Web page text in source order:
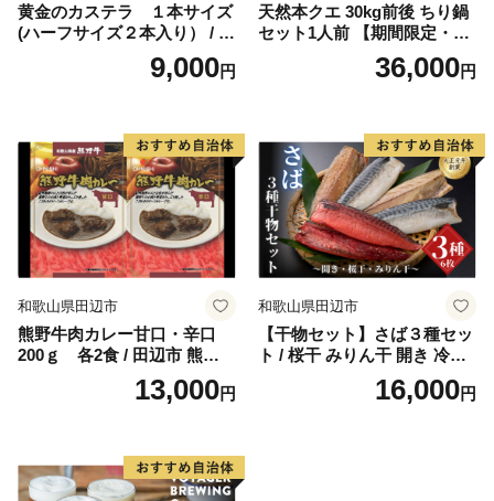
黄金のカステラ １本サイズ
(ハーフサイズ２本入り） / 田
子 黄金 おやつ １本 【ehs00
9,000円
天然本クエ 30kg前後 ちり鍋
セット1人前 【期間限定・1/3
1まで】【お野菜・自家製ぽ
ん酢付きのくえ】 ※北海
本クエ ポン酢 ぽんず 田辺市
和歌山県 贈答 ギフト ご家庭
【gtr001】
36,000円
和歌山県田辺市
熊野牛肉カレー甘口・辛口
200ｇ 各2食 / 田辺市 熊野牛
ブランド牛 牛肉 牛肉カレー
レトルトカレー レトルト レ
13,000円
和歌山県田辺市
【干物セット】さば３種セッ
ト / 桜干 みりん干 開き 冷凍
魚介類 焼き魚 食べ比べ サバ
鯖 和歌山県 田辺市【mst011-
16,000円